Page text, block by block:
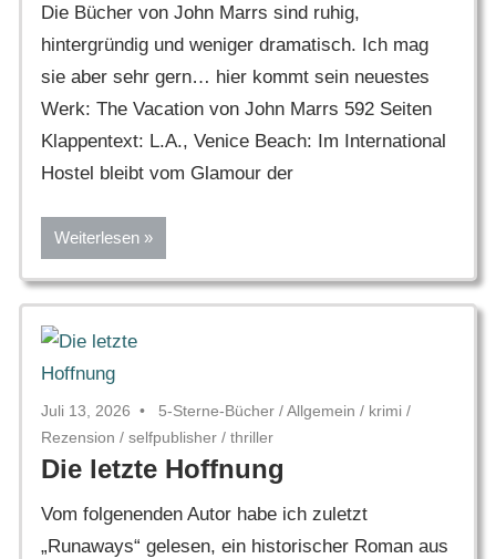
Die Bücher von John Marrs sind ruhig,
hintergründig und weniger dramatisch. Ich mag
sie aber sehr gern… hier kommt sein neuestes
Werk: The Vacation von John Marrs 592 Seiten
Klappentext: L.A., Venice Beach: Im International
Hostel bleibt vom Glamour der
Weiterlesen
Juli 13, 2026 5-Sterne-Bücher /Allgemein / krimi /
Rezension / selfpublisher / thriller
Die letzte Hoffnung
Vom folgenenden Autor habe ich zuletzt
„Runaways“ gelesen, ein historischer Roman aus